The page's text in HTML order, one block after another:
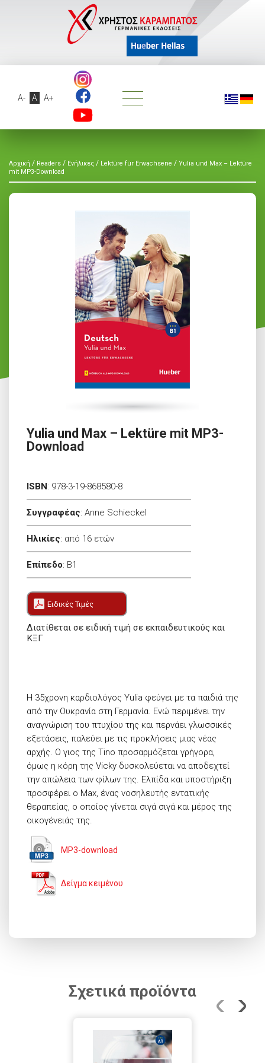
A- A A+
Αρχική / Readers / Ενήλικες / Lektüre für Erwachsene / Yulia und Max – Lektüre
mit MP3-Download
Yulia und Max – Lektüre mit MP3-
Download
ISBN: 978-3-19-868580-8
Συγγραφέας: Anne Schieckel
Ηλικίες: από 16 ετών
Επίπεδο: B1
Ειδικές Τιμές
Διατίθεται σε ειδική τιμή σε εκπαιδευτικούς και
ΚΞΓ
Η 35χρονη καρδιολόγος Yulia φεύγει με τα παιδιά της
από την Ουκρανία στη Γερμανία. Ενώ περιμένει την
αναγνώριση του πτυχίου της και περνάει γλωσσικές
εξετάσεις, παλεύει με τις προκλήσεις μιας νέας
αρχής. Ο γιος της Tino προσαρμόζεται γρήγορα,
όμως η κόρη της Vicky δυσκολεύεται να αποδεχτεί
την απώλεια των φίλων της. Ελπίδα και υποστήριξη
προσφέρει ο Max, ένας νοσηλευτής εντατικής
θεραπείας, ο οποίος γίνεται σιγά σιγά και μέρος της
οικογένειάς της.
MP3-download
Δείγμα κειμένου
Σχετικά προϊόντα